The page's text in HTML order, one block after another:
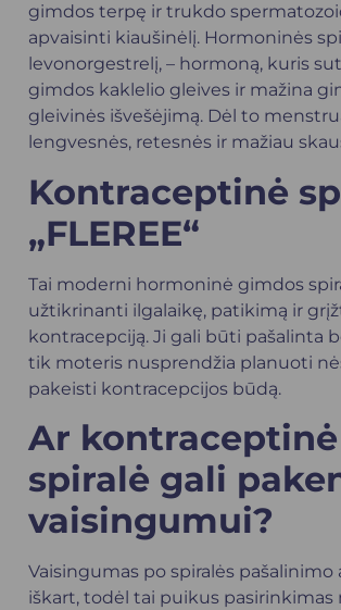
gimdos terpę ir trukdo
apvaisinti kiaušinėlį. Hormoninės
levonorgestrelį, – hormoną, kuris
gimdos kaklelio gleives ir mažina
gleivinės išvešėjimą. Dėl to
lengvesnės, retesnės ir mažiau
Kontraceptinė
„FLEREE“
Tai moderni hormoninė gimdos
užtikrinanti ilgalaikę, patikimą ir
kontracepciją. Ji gali būti pašalinta
tik moteris nusprendžia planuoti
pakeisti kontracepcijos būdą.
Ar kontraceptinė
spiralė gali
vaisingumui?
Vaisingumas po spiralės pašalinimo
iškart, todėl tai puikus pasirinkimas